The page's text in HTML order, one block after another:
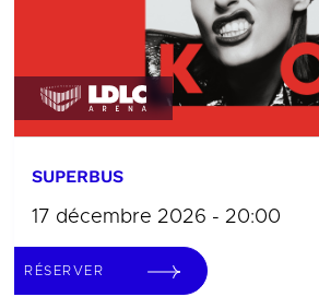
SUPERBUS
17 décembre 2026 - 20:00
RÉSERVER